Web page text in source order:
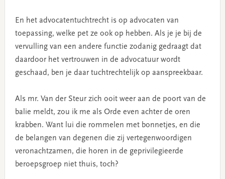
En het advocatentuchtrecht is op advocaten van
toepassing, welke pet ze ook op hebben. Als je je bij de
vervulling van een andere functie zodanig gedraagt dat
daardoor het vertrouwen in de advocatuur wordt
geschaad, ben je daar tuchtrechtelijk op aanspreekbaar.
Als mr. Van der Steur zich ooit weer aan de poort van de
balie meldt, zou ik me als Orde even achter de oren
krabben. Want lui die rommelen met bonnetjes, en die
de belangen van degenen die zij vertegenwoordigen
veronachtzamen, die horen in de geprivilegieerde
beroepsgroep niet thuis, toch?